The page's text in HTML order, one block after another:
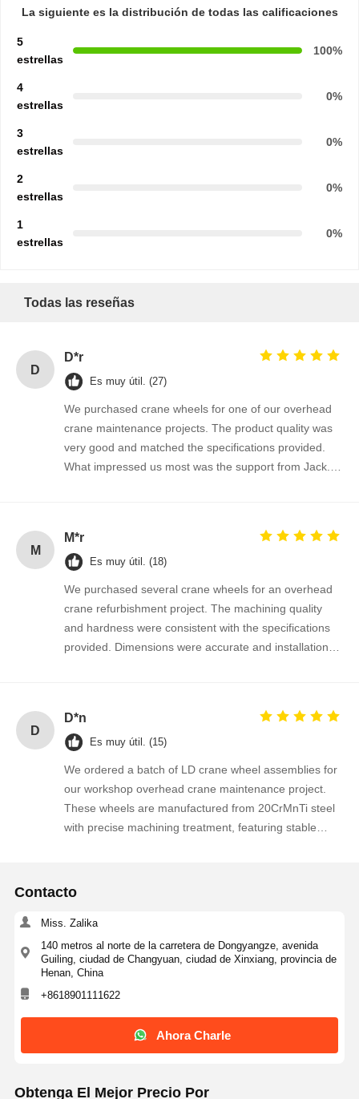
La siguiente es la distribución de todas las calificaciones
5
estrellas
100%
4
estrellas
0%
3
estrellas
0%
2
estrellas
0%
1
estrellas
0%
Todas las reseñas
D
D*r
Es muy útil. (27)
We purchased crane wheels for one of our overhead
crane maintenance projects. The product quality was
very good and matched the specifications provided.
What impressed us most was the support from Jack.
with both the product and the service.
M
M*r
Es muy útil. (18)
We purchased several crane wheels for an overhead
crane refurbishment project. The machining quality
and hardness were consistent with the specifications
provided. Dimensions were accurate and installation
satisfied with the overall quality. We will consider future
cooperation for similar projects.
D
D*n
Es muy útil. (15)
We ordered a batch of LD crane wheel assemblies for
our workshop overhead crane maintenance project.
These wheels are manufactured from 20CrMnTi steel
with precise machining treatment, featuring stable
load running. The assembly fits perfectly onto our
modification during installation. The supplier kept
smooth communication throughout the order,
production progress was updated timely, and goods
were delivered ahead of scheduled time. The product
quality is consistent and reliable, we are really satisfied
with this cooperation. We intend to place repeat orders
for our future crane spare parts demands and strongly
Contacto
Miss. Zalika
140 metros al norte de la carretera de Dongyangze, avenida
Guiling, ciudad de Changyuan, ciudad de Xinxiang, provincia de
Henan, China
+8618901111622
Ahora Charle
Obtenga El Mejor Precio Por